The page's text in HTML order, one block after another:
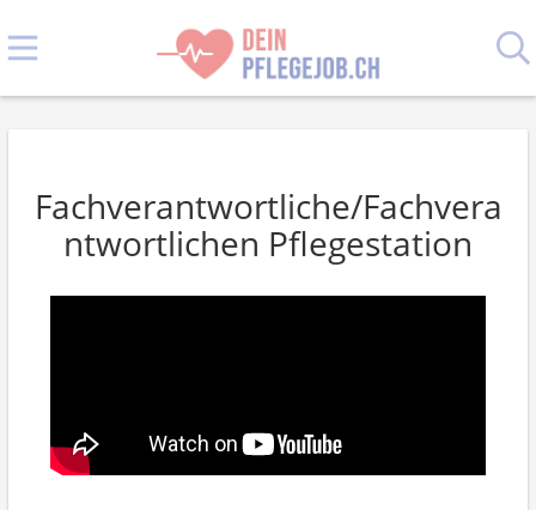
Fachverantwortliche/Fachvera
ntwortlichen Pflegestation